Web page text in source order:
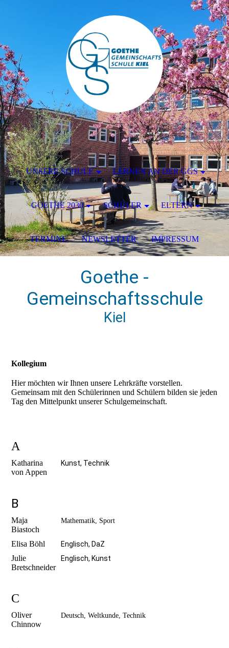
Goethe -
Gemeinschaftsschule
Kiel
Kollegium
Hier möchten wir Ihnen unsere Lehrkräfte vorstellen.
Gemeinsam mit den Schülerinnen und Schülern bilden sie jeden
Tag den Mittelpunkt unserer Schulgemeinschaft.
A
Katharina
von Appen
Kunst, Technik
B
Maja
Biastoch
Mathematik, Sport
Elisa Böhl Englisch, DaZ
Julie
Bretschneider
Englisch, Kunst
C
Oliver
Chinnow
Deutsch, Weltkunde, Technik
UNSERE SCHULE LERNEN AN DER GGS
GOETHE 2030 SCHÜLER ELTERN
TERMINE NEWSLETTER IMPRESSUM